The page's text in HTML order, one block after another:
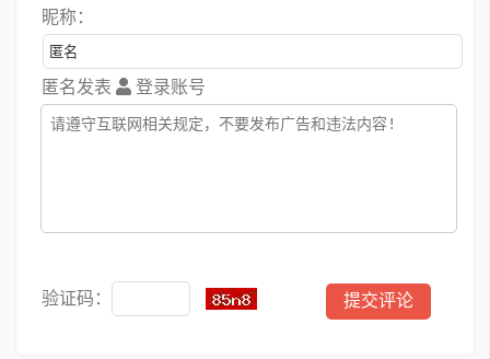
昵称：
匿名发表 登录账号
验证码：